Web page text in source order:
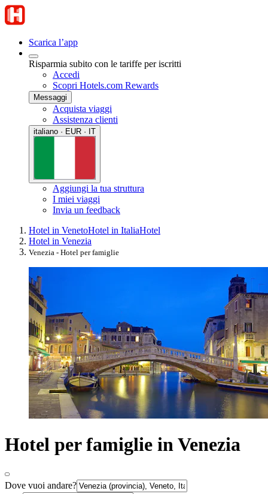
Scarica l’app
Risparmia subito con le tariffe per iscritti
Accedi
Scopri Hotels.com Rewards
Messaggi
Acquista viaggi
Assistenza clienti
italiano · EUR · IT
Aggiungi la tua struttura
I miei viaggi
Invia un feedback
Hotel in VenetoHotel in ItaliaHotel
Hotel in Venezia
Venezia - Hotel per famiglie
Hotel per famiglie in Venezia
Dove vuoi andare?